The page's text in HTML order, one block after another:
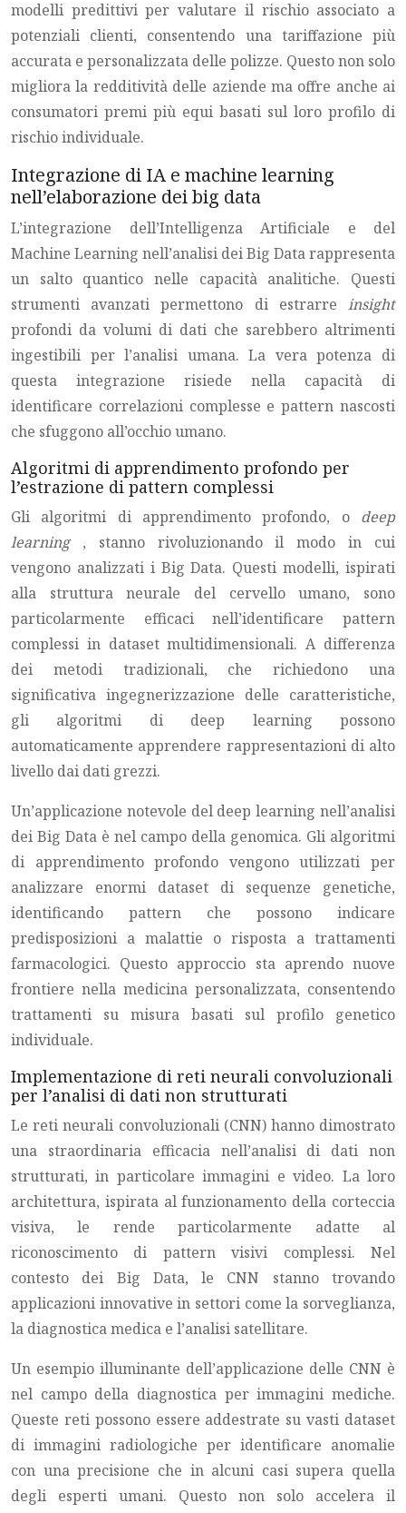
modelli predittivi per valutare il rischio associato a
potenziali clienti, consentendo una tariffazione più
accurata e personalizzata delle polizze. Questo non solo
migliora la redditività delle aziende ma offre anche ai
consumatori premi più equi basati sul loro profilo di
rischio individuale.
Integrazione di IA e machine learning
nell’elaborazione dei big data
L’integrazione dell’Intelligenza Artificiale e del
Machine Learning nell’analisi dei Big Data rappresenta
un salto quantico nelle capacità analitiche. Questi
strumenti avanzati permettono di estrarre insight
profondi da volumi di dati che sarebbero altrimenti
ingestibili per l’analisi umana. La vera potenza di
questa integrazione risiede nella capacità di
identificare correlazioni complesse e pattern nascosti
che sfuggono all’occhio umano.
Algoritmi di apprendimento profondo per
l’estrazione di pattern complessi
Gli algoritmi di apprendimento profondo, o deep
learning , stanno rivoluzionando il modo in cui
vengono analizzati i Big Data. Questi modelli, ispirati
alla struttura neurale del cervello umano, sono
particolarmente efficaci nell’identificare pattern
complessi in dataset multidimensionali. A differenza
dei metodi tradizionali, che richiedono una
significativa ingegnerizzazione delle caratteristiche,
gli algoritmi di deep learning possono
automaticamente apprendere rappresentazioni di alto
livello dai dati grezzi.
Un’applicazione notevole del deep learning nell’analisi
dei Big Data è nel campo della genomica. Gli algoritmi
di apprendimento profondo vengono utilizzati per
analizzare enormi dataset di sequenze genetiche,
identificando pattern che possono indicare
predisposizioni a malattie o risposta a trattamenti
farmacologici. Questo approccio sta aprendo nuove
frontiere nella medicina personalizzata, consentendo
trattamenti su misura basati sul profilo genetico
individuale.
Implementazione di reti neurali convoluzionali
per l’analisi di dati non strutturati
Le reti neurali convoluzionali (CNN) hanno dimostrato
una straordinaria efficacia nell’analisi di dati non
strutturati, in particolare immagini e video. La loro
architettura, ispirata al funzionamento della corteccia
visiva, le rende particolarmente adatte al
riconoscimento di pattern visivi complessi. Nel
contesto dei Big Data, le CNN stanno trovando
applicazioni innovative in settori come la sorveglianza,
la diagnostica medica e l’analisi satellitare.
Un esempio illuminante dell’applicazione delle CNN è
nel campo della diagnostica per immagini mediche.
Queste reti possono essere addestrate su vasti dataset
di immagini radiologiche per identificare anomalie
con una precisione che in alcuni casi supera quella
degli esperti umani. Questo non solo accelera il